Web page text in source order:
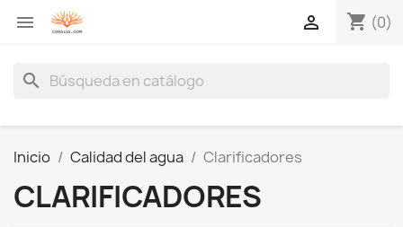
 shopping_cart (0)

search
Inicio Calidad del agua Clarificadores
CLARIFICADORES